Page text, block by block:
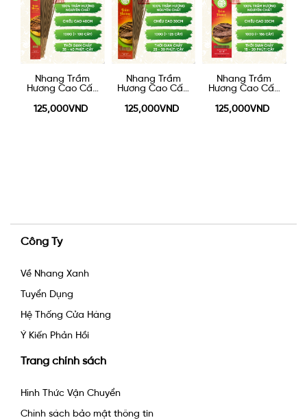
Nhang Trầm
Hương Cao Cấp
125,000VND
Nhang Trầm
Hương Cao Cấp
125,000VND
Nhang Trầm
Hương Cao Cấp
125,000VND
Công Ty
Về Nhang Xanh
Tuyển Dụng
Hệ Thống Cửa Hàng
Ý Kiến Phản Hồi
Trang chính sách
Hình Thức Vận Chuyển
Chính sách bảo mật thông tin